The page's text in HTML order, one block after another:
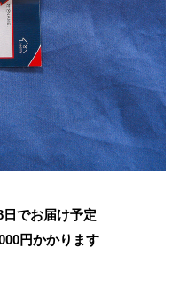
でお届け予定
円かかります